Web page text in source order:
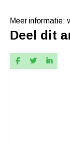
Meer informatie:
Deel dit